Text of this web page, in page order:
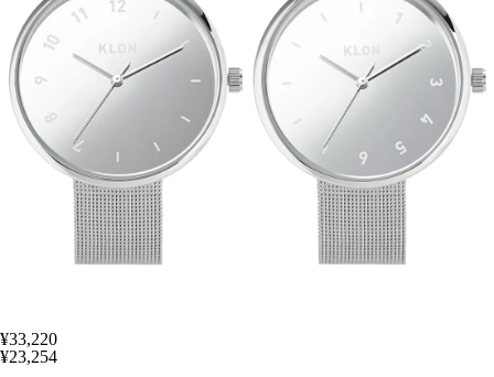
¥33,220
¥23,254